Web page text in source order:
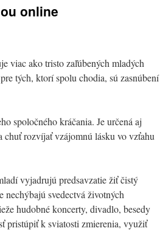
online
viac ako tristo zaľúbených mladých
tých, ktorí spolu chodia, sú zasnúbení
spoločného kráčania. Je určená aj
chuť rozvíjať vzájomnú lásku vo vzťahu
vyjadrujú predsavzatie žiť čistý
svedectvá životných
hudobné koncerty, divadlo, besedy
pristúpiť k sviatosti zmierenia, využiť